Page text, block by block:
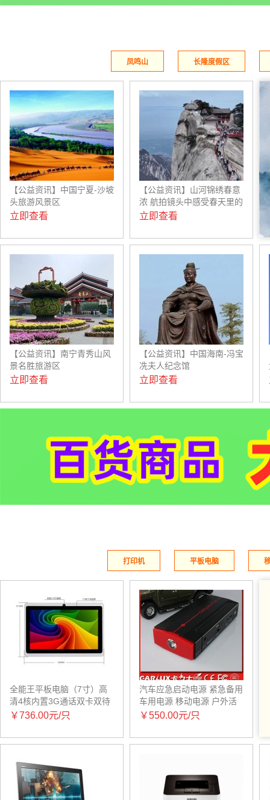
凤鸣山 长隆度假区
【公益资讯】中国宁夏-沙坡
头旅游风景区
立即查看
【公益资讯】山河锦绣春意
浓 航拍镜头中感受春天里的
中国
立即查看
【公益资讯】南宁青秀山风
景名胜旅游区
立即查看
【公益资讯】中国海南-冯宝
冼夫人纪念馆
立即查看
打印机 平板电脑
全能王平板电脑（7寸）高
清4核内置3G通话双卡双待
蓝牙、GPSFM
￥736.00元/只
汽车应急启动电源 紧急备用
车用电源 移动电源 户外活
动电源
￥550.00元/只